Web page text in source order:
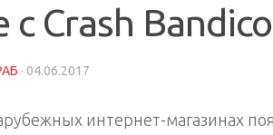
с Crash
· 04.06.2017
интернет-магазинах